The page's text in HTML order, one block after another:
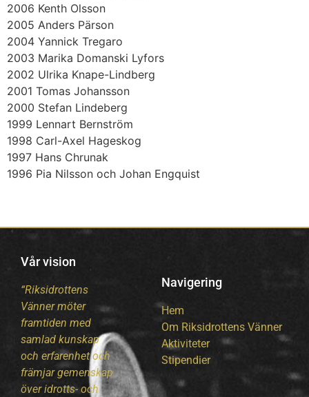
2006 Kenth Olsson
2005 Anders Pärson
2004 Yannick Tregaro
2003 Marika Domanski Lyfors
2002 Ulrika Knape-Lindberg
2001 Tomas Johansson
2000 Stefan Lindeberg
1999 Lennart Bernström
1998 Carl-Axel Hageskog
1997 Hans Chrunak
1996 Pia Nilsson och Johan Engquist
Vår vision
“Riksidrottens
Vänner möter
framtiden med
samlad kunskap
och erfarenhet och
främjar gemenskap
över idrotts- och
Navigering
Hem
Om Riksidrottens Vänner
Aktiviteter
Stipendier